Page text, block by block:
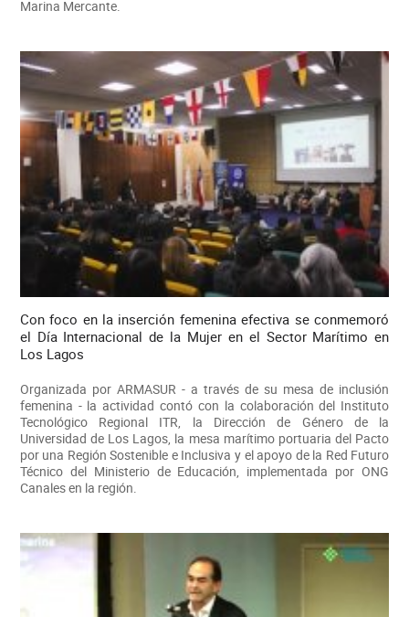
Marina Mercante.
Con foco en la inserción femenina efectiva se conmemoró
el Día Internacional de la Mujer en el Sector Marítimo en
Los Lagos
Organizada por ARMASUR - a través de su mesa de inclusión
femenina - la actividad contó con la colaboración del Instituto
Tecnológico Regional ITR, la Dirección de Género de la
Universidad de Los Lagos, la mesa marítimo portuaria del Pacto
por una Región Sostenible e Inclusiva y el apoyo de la Red Futuro
Técnico del Ministerio de Educación, implementada por ONG
Canales en la región.